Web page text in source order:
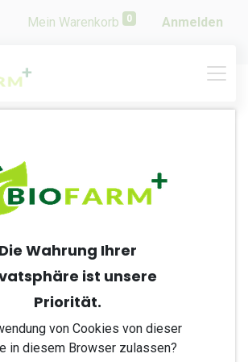
Mein Warenkorb 0 Anmelden
Obst & Gemüse gebrauchsfertig
Die Wahrung Ihrer
ist unsere
Priorität.
von Cookies von dieser
in diesem Browser zulassen?